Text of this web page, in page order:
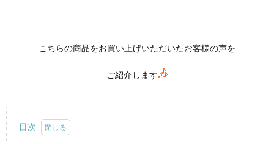
こちらの商品をお買い上げいただいたお客様の声を
ご紹介します
目次